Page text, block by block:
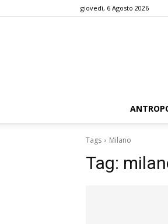
giovedì, 6 Agosto 2026
Tags Milano
Tag: